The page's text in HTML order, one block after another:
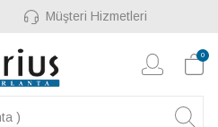
Müşteri Hizmetleri
0